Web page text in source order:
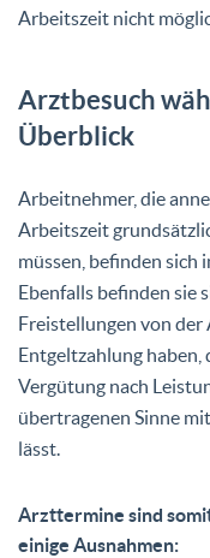
Arbeitszeit nicht
Arztbesuch
Überblick
Arbeitnehmer, die
Arbeitszeit
müssen, befinden sich
Ebenfalls befinden sie
Freistellungen von
Entgeltzahlung haben,
Vergütung nach
übertragenen Sinne mit
lässt.
Arzttermine sind
einige Ausnahmen: